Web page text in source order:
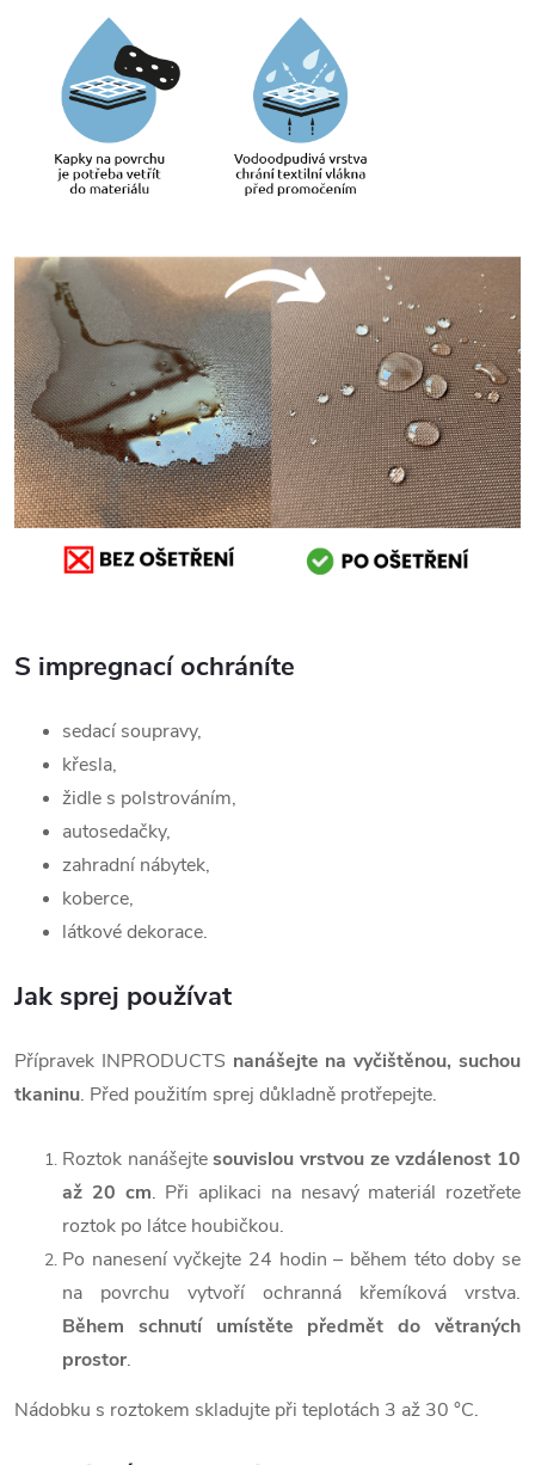
S impregnací ochráníte
sedací soupravy,
křesla,
židle s polstrováním,
autosedačky,
zahradní nábytek,
koberce,
látkové dekorace.
Jak sprej používat
Přípravek INPRODUCTS nanášejte na vyčištěnou, suchou
tkaninu. Před použitím sprej důkladně protřepejte.
Roztok nanášejtesouvislou vrstvou ze vzdálenost 10
až 20 cm. Při aplikaci na nesavý materiál rozetřete
roztok po látce houbičkou.
Po nanesení vyčkejte 24 hodin – během této doby se
na povrchu vytvoří ochranná křemíková vrstva.
Během schnutí umístěte předmět do větraných
prostor.
Nádobku s roztokem skladujte při teplotách 3 až 30 °C.